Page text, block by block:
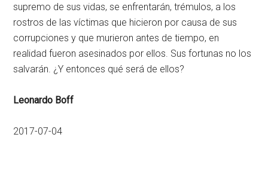
supremo de sus vidas, se enfrentarán, trémulos, a los
rostros de las víctimas que hicieron por causa de sus
corrupciones y que murieron antes de tiempo, en
realidad fueron asesinados por ellos. Sus fortunas no los
salvarán. ¿Y entonces qué será de ellos?
Leonardo Boff
2017-07-04